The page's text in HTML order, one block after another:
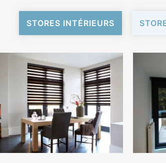
STORES INTÉRIEURS